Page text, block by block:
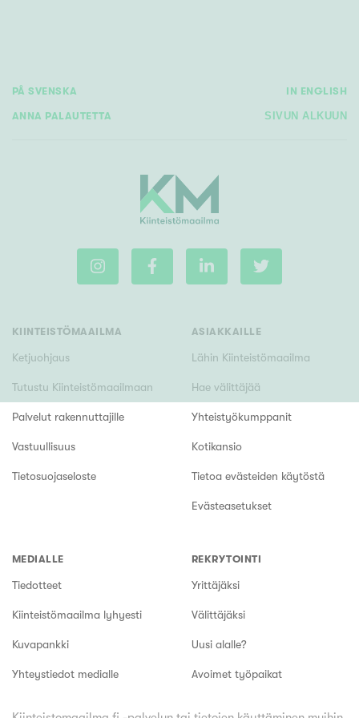
PÅ SVENSKA IN ENGLISH
ANNA PALAUTETTA SIVUN ALKUUN
KIINTEISTÖMAAILMA
Ketjuohjaus
Tutustu Kiinteistömaailmaan
Palvelut rakennuttajille
Vastuullisuus
Tietosuojaseloste
ASIAKKAILLE
Lähin Kiinteistömaailma
Hae välittäjää
Yhteistyökumppanit
Kotikansio
Tietoa evästeiden käytöstä
Evästeasetukset
MEDIALLE
Tiedotteet
Kiinteistömaailma lyhyesti
Kuvapankki
Yhteystiedot medialle
REKRYTOINTI
Yrittäjäksi
Välittäjäksi
Uusi alalle?
Avoimet työpaikat